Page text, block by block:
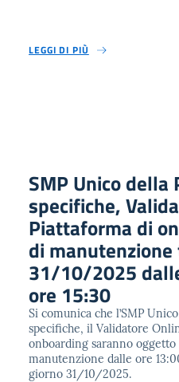
LEGGI DI PIÙ
SMP Unico della
specifiche,
Piattaforma di
di manutenzione
31/10/2025
ore 15:30
Si comunica che l’SMP
specifiche, il Validatore
onboarding saranno
manutenzione dalle ore
giorno 31/10/2025.